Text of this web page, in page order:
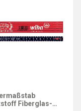
Fiberglas-